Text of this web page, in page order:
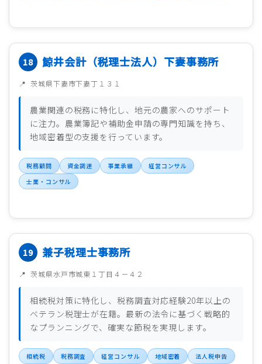
鯨井会計（税理士法人）下妻事務所
茨城県下妻市下妻丁１３１
農業関連の税務に特化し、地元の農家へのサポート
に注力。農業簿記や補助金申請の専門知識を持ち、
地域密着型の支援を行っています。
税務顧問 資金調達 事業承継
経営コンサル
士業・コンサル
兼子税理士事務所
茨城県水戸市城東１丁目４－４２
相続税対策に特化し、税務調査対応経験20年以上の
ベテラン税理士が在籍。最新の法令に基づく戦略的
なプランニングで、確実な節税を実現します。
相続税 税務調査 経営コンサル 地域密着 法人税申告